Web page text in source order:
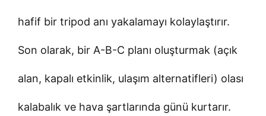
hafif bir tripod anı yakalamayı kolaylaştırır.
Son olarak, bir A-B-C planı oluşturmak (açık
alan, kapalı etkinlik, ulaşım alternatifleri) olası
kalabalık ve hava şartlarında günü kurtarır.